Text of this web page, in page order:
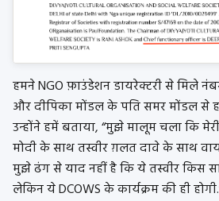
हमने NGO फ़ाउंडेशन डायरेक्टरी से मिले
और दीपिका मोंडल के पति समर मोंडल से
उन्होंने हमें बताया, “मुझे मालूम चला कि
मोदी के साथ तस्वीर ग़लत दावे के साथ
मुझे ढंग से याद नहीं है कि ये तस्वीर किस
लेकिन ये DCOWS के कार्यक्रम की ही